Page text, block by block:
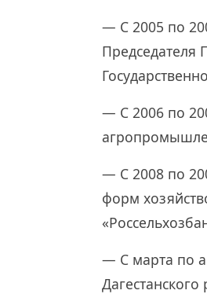
— С 2005 по
Председателя
— С 2006 по
— С 2008 по
форм
— С марта по